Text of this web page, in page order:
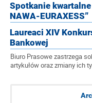
Spotkanie
NAWA-EURAXESS”
Laureaci XIV
Bankowej
Biuro Prasowe zastrzega
artykułów oraz zmiany ich